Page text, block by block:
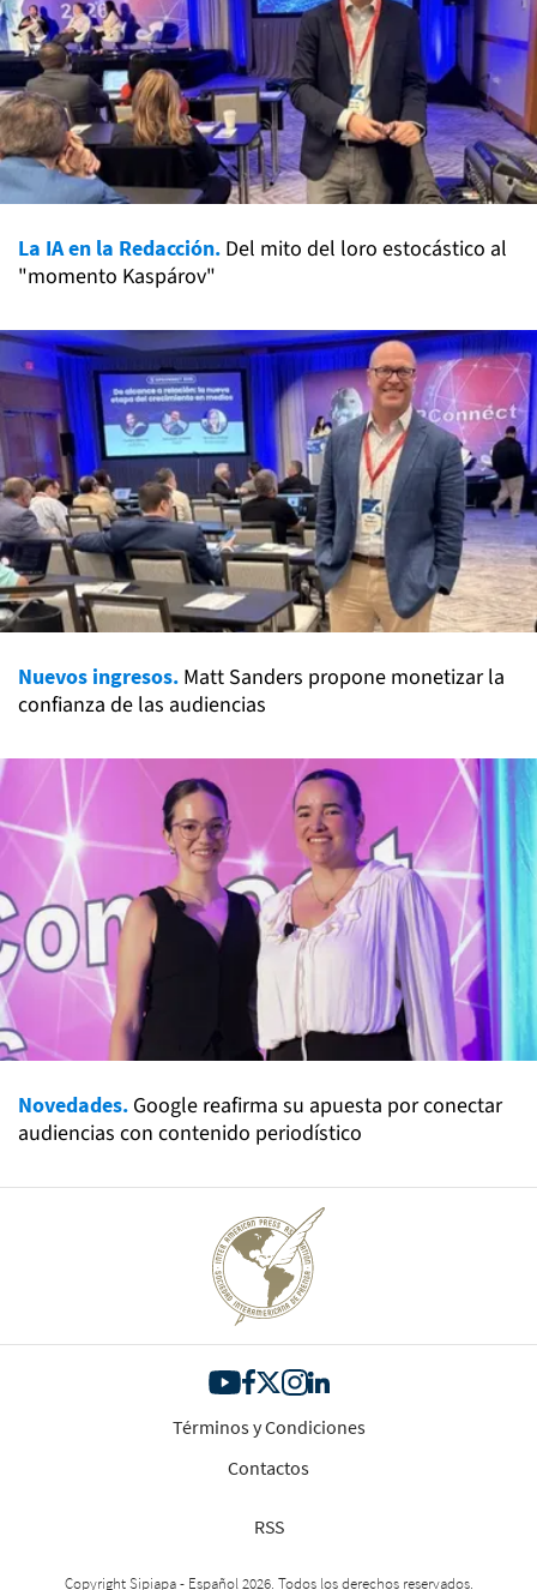
La IA en la Redacción. Del mito del loro estocástico al
"momento Kaspárov"
Nuevos ingresos. Matt Sanders propone monetizar la
confianza de las audiencias
Novedades. Google reafirma su apuesta por conectar
audiencias con contenido periodístico
Términos y Condiciones
Contactos
RSS
Copyright Sipiapa - Español 2026. Todos los derechos reservados.